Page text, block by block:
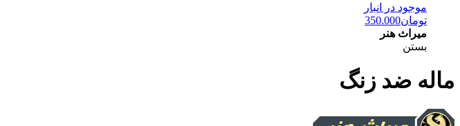
موجود در انبار
تومان350.000
میراث هنر
بستن
ماله ضد زنگ